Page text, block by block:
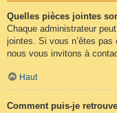
Quelles pièces jointes
Chaque administrateur
jointes. Si vous n’êtes
nous vous invitons à
Haut
Comment puis-je